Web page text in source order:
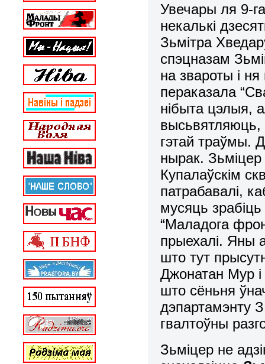
Увечары ля 9-
некалькі
Зьмітра
спэцназам
на звароты і
пераказала
нібыта цэлыя,
высьвятляюць,
гэтай траўмы.
нырак. Зьміцер
Купалаўскім
патрабавалі,
мусяць
“Маладога
прыехалі. Яны
што тут
Джонатан Мур і
што сёньня
дэпартамэнту
гвалтоўны
Зьміцер не